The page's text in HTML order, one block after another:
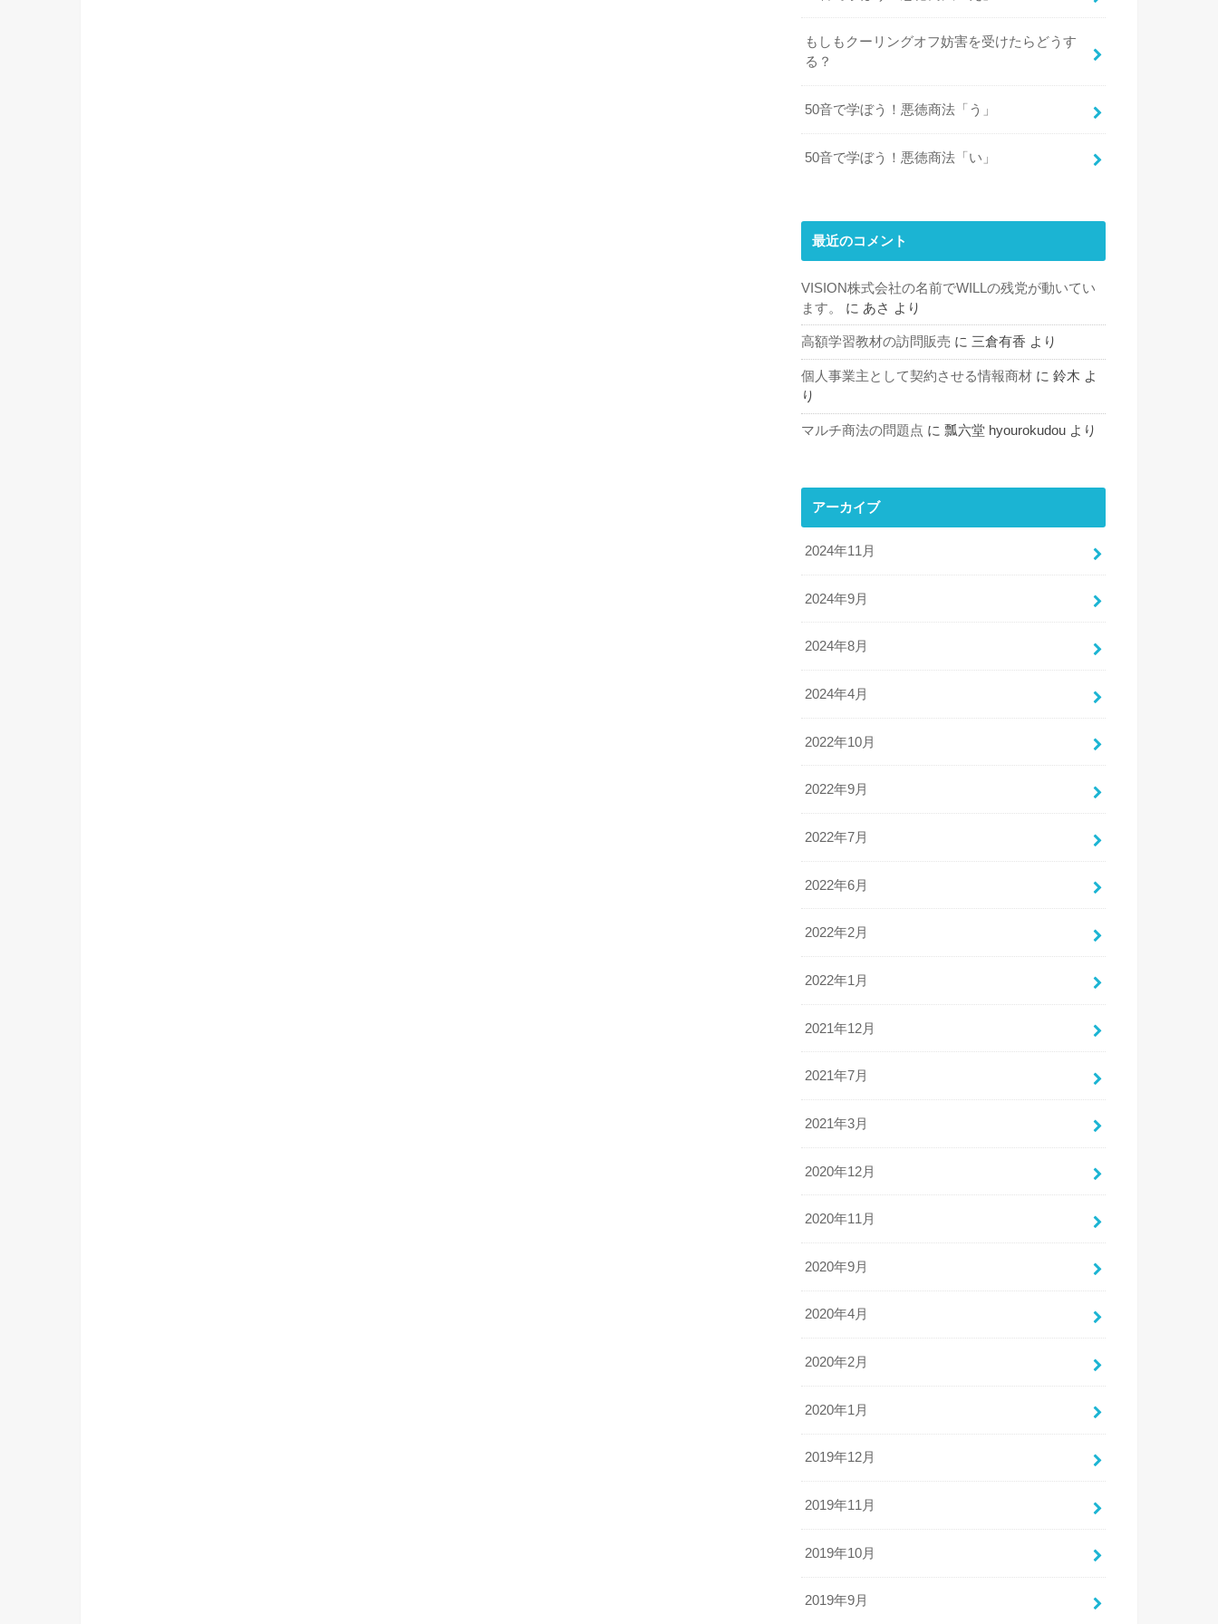
もしもクーリングオフ妨害を受けたらどうす
る？
50音で学ぼう！悪徳商法「う」
50音で学ぼう！悪徳商法「い」
最近のコメント
VISION株式会社の名前でWILLの残党が動いてい
ます。
に あさ より
高額学習教材の訪問販売 に 三倉有香 より
個人事業主として契約させる情報商材 に 鈴木 よ
り
マルチ商法の問題点 に 瓢六堂 hyourokudou より
アーカイブ
2024年11月
2024年9月
2024年8月
2024年4月
2022年10月
2022年9月
2022年7月
2022年6月
2022年2月
2022年1月
2021年12月
2021年7月
2021年3月
2020年12月
2020年11月
2020年9月
2020年4月
2020年2月
2020年1月
2019年12月
2019年11月
2019年10月
2019年9月